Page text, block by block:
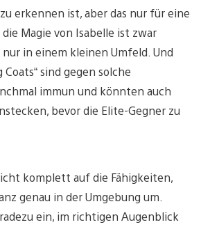
erkennen ist, aber das nur für eine
Magie von Isabelle ist zwar
in einem kleinen Umfeld. Und
sind gegen solche
immun und könnten auch
bevor die Elite-Gegner zu
komplett auf die Fähigkeiten,
genau in der Umgebung um.
ein, im richtigen Augenblick